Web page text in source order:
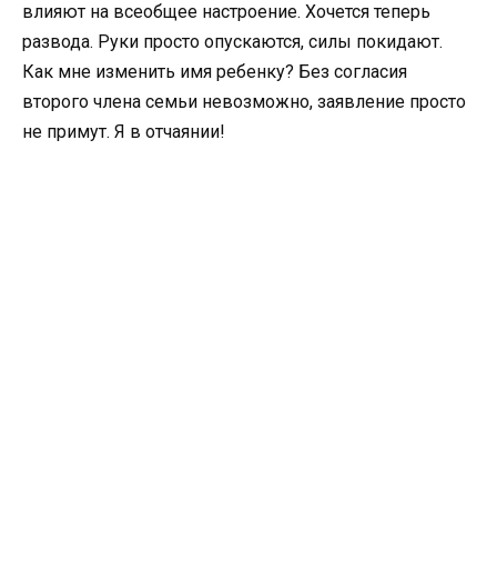
влияют на всеобщее настроение. Хочется теперь
развода. Руки просто опускаются, силы покидают.
Как мне изменить имя ребенку? Без согласия
второго члена семьи невозможно, заявление просто
не примут. Я в отчаянии!